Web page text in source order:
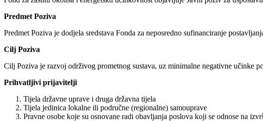
Predmet Poziva
Predmet Poziva je dodjela sredstava Fonda za neposredno sufinanciranje
Cilj Poziva
Cilj Poziva je razvoj održivog prometnog sustava, uz minimalne negativne učinke
Prihvatljivi prijavitelji
Tijela državne uprave i druga državna tijela
Tijela jedinica lokalne ili područne (regionalne) samouprave
Pravne osobe koje su osnovane radi obavljanja poslova koji se odnose na